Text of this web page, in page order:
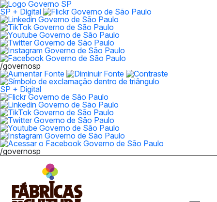
SP + Digital
/governosp
SP + Digital
/governosp